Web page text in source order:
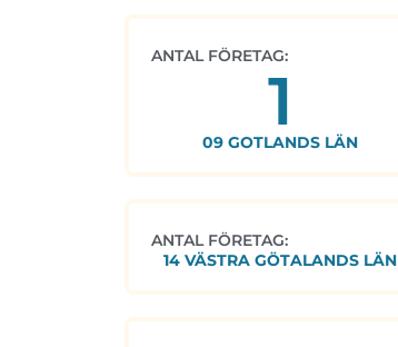
ANTAL FÖRETAG:
1
09 GOTLANDS LÄN
ANTAL FÖRETAG:
14 VÄSTRA GÖTALANDS LÄN